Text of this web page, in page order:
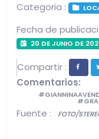
Categoria :
Fecha de
20 DE JUNIO DE
Compartir :
Comentarios:
Fuente : FOTO/